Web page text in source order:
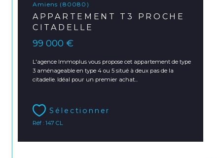
Amiens (80080)
APPARTEMENT T3 PROCHE
CITADELLE
99 000 €
L'agence Immoplus vous propose cet appartement de type
3 aménageable en type 4 ou 5 situé à deux pas de la
citadelle. Idéal pour un premier achat...
Sélectionner
Réf : 147 CL